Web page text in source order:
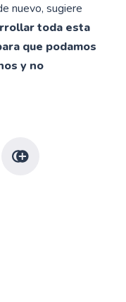
nuevo, sugiere
toda esta
que podamos
y no